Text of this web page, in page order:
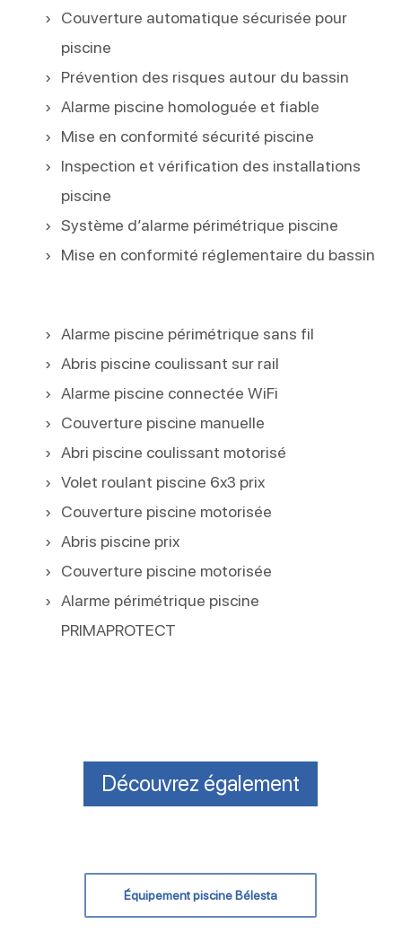
Couverture automatique sécurisée pour
piscine
Prévention des risques autour du bassin
Alarme piscine homologuée et fiable
Mise en conformité sécurité piscine
Inspection et vérification des installations
piscine
Système d’alarme périmétrique piscine
Mise en conformité réglementaire du bassin
Alarme piscine périmétrique sans fil
Abris piscine coulissant sur rail
Alarme piscine connectée WiFi
Couverture piscine manuelle
Abri piscine coulissant motorisé
Volet roulant piscine 6x3 prix
Couverture piscine motorisée
Abris piscine prix
Couverture piscine motorisée
Alarme périmétrique piscine
PRIMAPROTECT
Découvrez également
Équipement piscine Bélesta